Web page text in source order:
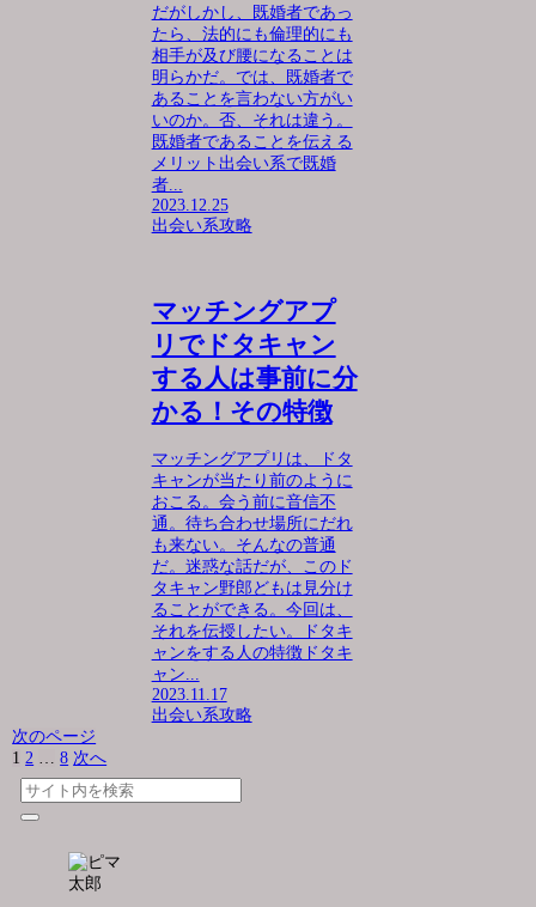
だがしかし、既婚者であっ
たら、法的にも倫理的にも
相手が及び腰になることは
明らかだ。では、既婚者で
あることを言わない方がい
いのか。否、それは違う。
既婚者であることを伝える
メリット出会い系で既婚
者...
2023.12.25
出会い系攻略
マッチングアプ
リでドタキャン
する人は事前に分
かる！その特徴
マッチングアプリは、ドタ
キャンが当たり前のように
おこる。会う前に音信不
通。待ち合わせ場所にだれ
も来ない。そんなの普通
だ。迷惑な話だが、このド
タキャン野郎どもは見分け
ることができる。今回は、
それを伝授したい。ドタキ
ャンをする人の特徴ドタキ
ャン...
2023.11.17
出会い系攻略
次のページ
1 2 … 8 次へ